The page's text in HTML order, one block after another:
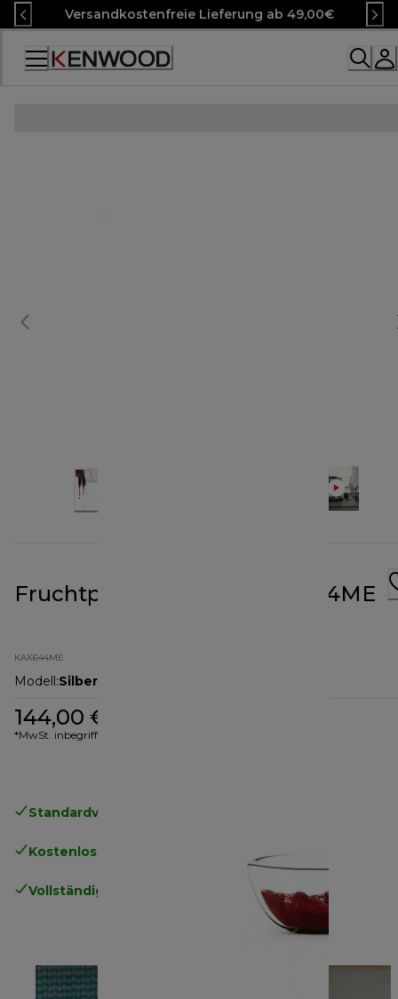
Skip
to
Content
Versandkostenfreie Lieferung ab 49,00€
Accessibility
Fruchtpressenaufsatz KAX644ME
KAX644ME
Modell:Silber
144,00 €
*MwSt. inbegriffen
Standardversand kostenlos
Kostenlose Rücksendungen
Vollständige Herstellergarantie